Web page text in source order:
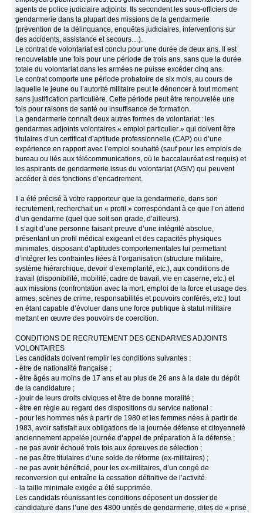
agents de police judiciaire adjoints. Ils secondent les sous-officiers de
gendarmerie dans la plupart des missions de la gendarmerie
(prévention de la délinquance, enquêtes judiciaires, interventions sur
des accidents, assistance et secours…).
Le contrat de volontariat est conclu pour une durée de deux ans. Il est
renouvelable une fois pour une période de trois ans, sans que la durée
totale du volontariat dans les armées ne puisse excéder cinq ans.
Le contrat comporte une période probatoire de six mois, au cours de
laquelle le jeune ou l’autorité militaire peut le dénoncer à tout moment
sans justification particulière. Cette période peut être renouvelée une
fois pour raisons de santé ou insuffisance de formation.
La gendarmerie connaît deux autres formes de volontariat : les
gendarmes adjoints volontaires « emploi particulier » qui doivent être
titulaires d’un certificat d’aptitude professionnelle (CAP) ou d’une
expérience en rapport avec l’emploi souhaité (sauf pour les emplois de
bureau ou liés aux télécommunications, où le baccalauréat est requis) et
les aspirants de gendarmerie issus du volontariat (AGIV) qui peuvent
accéder à des fonctions d’encadrement.
Il a été précisé à votre rapporteur que la gendarmerie, dans son
recrutement, recherchait un « profil » correspondant à ce que l’on attend
d’un gendarme (quel que soit son grade, d’ailleurs).
Il s’agit d’une personne faisant preuve d’une intégrité absolue,
présentant un profil médical exigeant et des capacités physiques
minimales, disposant d’aptitudes comportementales lui permettant
d’intégrer les contraintes liées à l’organisation (structure militaire,
système hiérarchique, devoir d’exemplarité, etc.), aux conditions de
travail (disponibilité, mobilité, cadre de travail, vie en caserne, etc.) et
aux missions (confrontation avec la mort, emploi de la force et usage des
armes, scènes de crime, responsabilités et pouvoirs conférés, etc.) tout
en étant capable d’évoluer dans une force publique à statut militaire
mettant en œuvre des pouvoirs de coercition.
CONDITIONS DE RECRUTEMENT DES GENDARMES ADJOINTS
VOLONTAIRES
Les candidats doivent remplir les conditions suivantes :
- être de nationalité française ;
- être âgés au moins de 17 ans et au plus de 26 ans à la date du dépôt
de la candidature ;
- jouir de leurs droits civiques et être de bonne moralité ;
- être en règle au regard des dispositions du service national :
- pour les hommes nés à partir de 1980 et les femmes nées à partir de
1983, avoir satisfait aux obligations de la journée défense et citoyenneté
anciennement appelée journée d’appel de préparation à la défense ;
- ne pas avoir échoué trois fois aux épreuves de sélection ;
- ne pas être titulaires d’une solde de réforme (ex-militaires) ;
- ne pas avoir bénéficié, pour les ex-militaires, d’un congé de
reconversion qui entraîne la cessation définitive de l’activité.
- la taille minimale exigée a été supprimée.
Les candidats réunissant les conditions déposent un dossier de
candidature dans l’une des 4800 unités de gendarmerie, dites de « prise